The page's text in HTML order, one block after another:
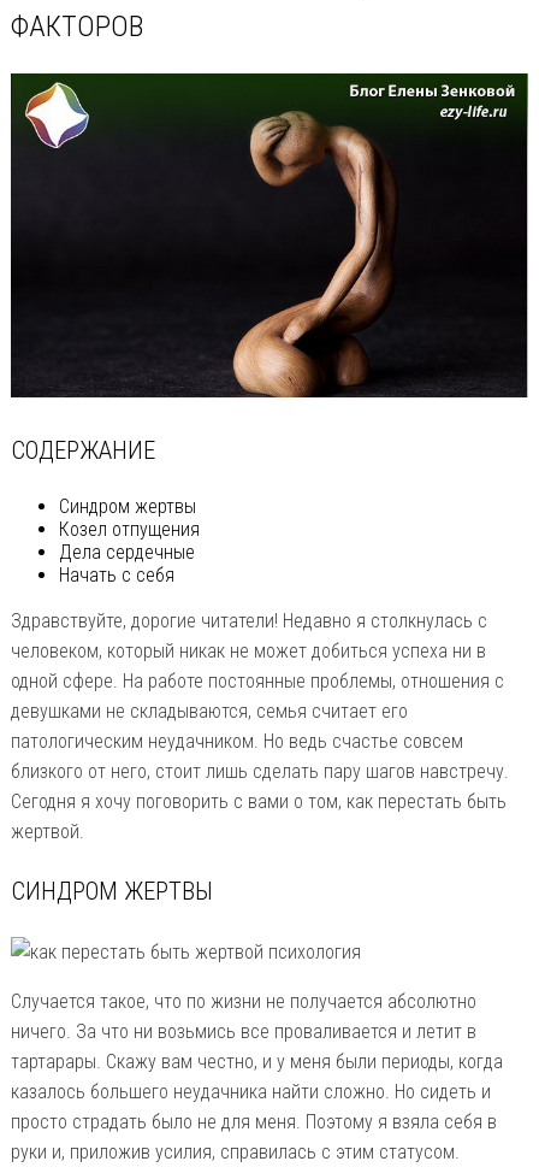
ФАКТОРОВ
СОДЕРЖАНИЕ
Синдром жертвы
Козел отпущения
Дела сердечные
Начать с себя
Здравствуйте, дорогие читатели! Недавно я столкнулась с
человеком, который никак не может добиться успеха ни в
одной сфере. На работе постоянные проблемы, отношения с
девушками не складываются, семья считает его
патологическим неудачником. Но ведь счастье совсем
близкого от него, стоит лишь сделать пару шагов навстречу.
Сегодня я хочу поговорить с вами о том, как перестать быть
жертвой.
СИНДРОМ ЖЕРТВЫ
Случается такое, что по жизни не получается абсолютно
ничего. За что ни возьмись все проваливается и летит в
тартарары. Скажу вам честно, и у меня были периоды, когда
казалось большего неудачника найти сложно. Но сидеть и
просто страдать было не для меня. Поэтому я взяла себя в
руки и, приложив усилия, справилась с этим статусом.